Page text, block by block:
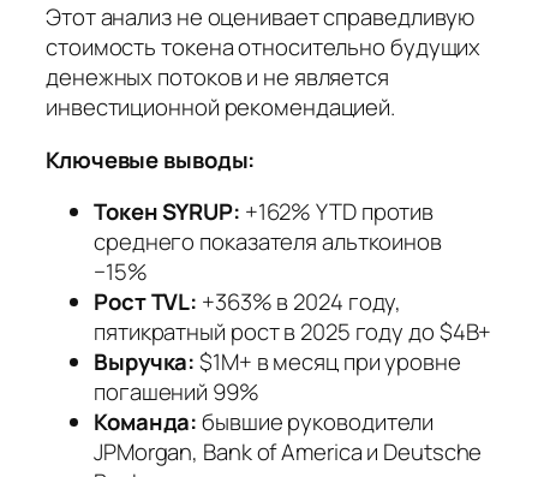
Этот анализ не оценивает справедливую
стоимость токена относительно будущих
денежных потоков и не является
инвестиционной рекомендацией.
Ключевые выводы:
Токен SYRUP: +162% YTD против
среднего показателя альткоинов
−15%
Рост TVL: +363% в 2024 году,
пятикратный рост в 2025 году до $4B+
Выручка:$1M+ в месяц при уровне
погашений 99%
Команда:бывшие руководители
JPMorgan, Bank of America и Deutsche